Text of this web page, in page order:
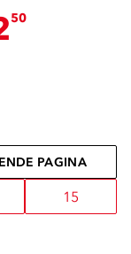
50
PAGINA
15